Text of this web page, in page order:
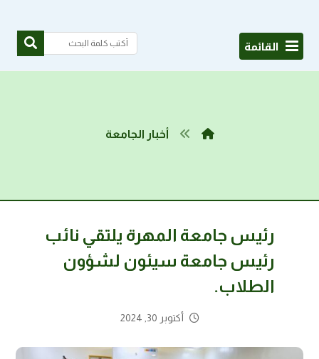
القائمة
أخبار الجامعة
رئيس جامعة المهرة يلتقي نائب
رئيس جامعة سيئون لشؤون
الطلاب.
أكتوبر 30, 2024